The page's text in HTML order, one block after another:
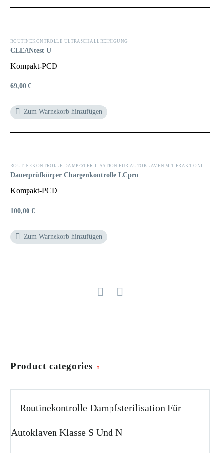
ROUTINEKONTROLLE ULTRASCHALLREINIGUNG
CLEANtest U
Kompakt-PCD
69,00 €
Zum Warnekorb hinzufügen
ROUTINEKONTROLLE DAMPFSTERILISATION FÜR AUTOKLAVEN MIT FRAKTIONIERTEM VAKUUM (TYP B)
Dauerprüfkörper Chargenkontrolle LCpro
Kompakt-PCD
100,00 €
Zum Warnekorb hinzufügen
Product categories
Routinekontrolle Dampfsterilisation Für
Autoklaven Klasse S Und N